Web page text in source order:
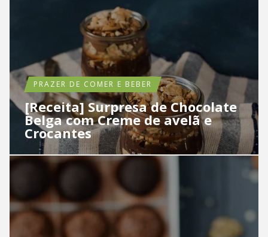
PRAZER DE COMER E BEBER
[Receita] Surpresa de Chocolate
Belga com Creme de avelã e
Crocantes